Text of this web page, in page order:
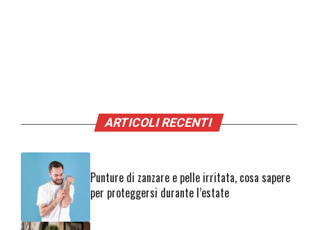
ARTICOLI RECENTI
Punture di zanzare e pelle irritata, cosa sapere
per proteggersi durante l’estate